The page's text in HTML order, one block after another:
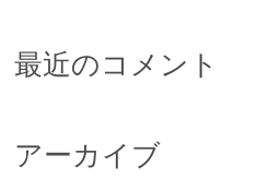
最近のコメント
アーカイブ